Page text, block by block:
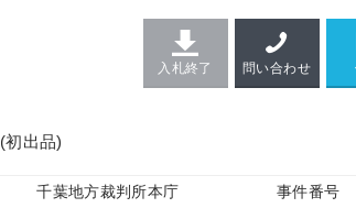
入札終了 問い合わせ
(初出品)
千葉地方裁判所本庁 事件番号